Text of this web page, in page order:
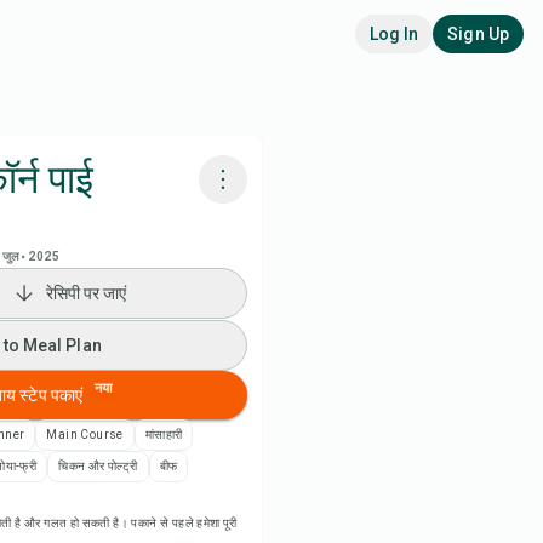
Log In Sign Up
पाई
जुल॰ 2025
to Meal Plan
to Shopping List
नोट्स
रेसिपी पर जाएं
Meal Plan
स्टेप पकाएं नया
Main Course मांसाहारी
फ्री चिकन और पोल्ट्री बीफ
है और गलत हो सकती है। पकाने से पहले हमेशा पूरी